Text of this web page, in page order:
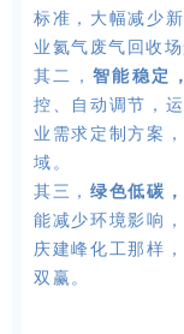
标准，大幅减少
业氦气废气回收场
其二，智能稳定
控、自动调节，
业需求定制方案
域。
其三，绿色低碳
能减少环境影响
庆建峰化工那样
双赢。